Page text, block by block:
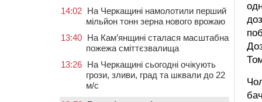
14:02 На Черкащині намолотили перший
мільйон тонн зерна нового врожаю
13:40 На Кам’янщині сталася масштабна
пожежа сміттєзвалища
13:26 На Черкащині сьогодні очікують
грози, зливи, град та шквали до 22
м/с